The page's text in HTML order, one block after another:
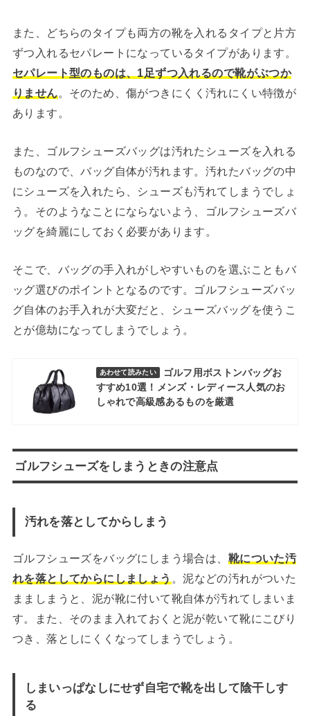
また、どちらのタイプも両方の靴を入れるタイプと片方
ずつ入れるセパレートになっているタイプがあります。
セパレート型のものは、1足ずつ入れるので靴がぶつか
りません。そのため、傷がつきにくく汚れにくい特徴が
あります。
また、ゴルフシューズバッグは汚れたシューズを入れる
ものなので、バッグ自体が汚れます。汚れたバッグの中
にシューズを入れたら、シューズも汚れてしまうでしょ
う。そのようなことにならないよう、ゴルフシューズバ
ッグを綺麗にしておく必要があります。
そこで、バッグの手入れがしやすいものを選ぶこともバ
ッグ選びのポイントとなるのです。ゴルフシューズバッ
グ自体のお手入れが大変だと、シューズバッグを使うこ
とが億劫になってしまうでしょう。
あわせて読みたい
ゴルフ用ボストンバッグお
すすめ10選！メンズ・レディース人気のお
しゃれで高級感あるものを厳選
ゴルフシューズをしまうときの注意点
汚れを落としてからしまう
ゴルフシューズをバッグにしまう場合は、 靴についた汚
れを落としてからにしましょう 。泥などの汚れがついた
まましまうと、泥が靴に付いて靴自体が汚れてしまいま
す。また、そのまま入れておくと泥が乾いて靴にこびり
つき、落としにくくなってしまうでしょう。
しまいっぱなしにせず自宅で靴を出して陰干しす
る